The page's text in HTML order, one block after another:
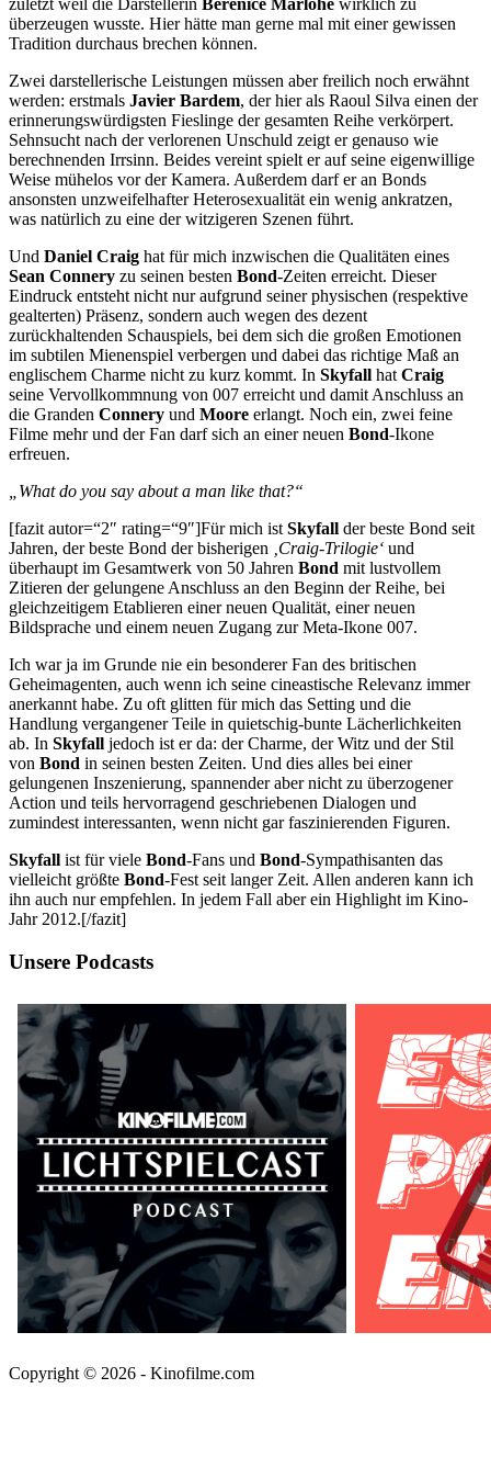
zuletzt weil die Darstellerin Bérénice Marlohe wirklich zu
überzeugen wusste. Hier hätte man gerne mal mit einer gewissen
Tradition durchaus brechen können.
Zwei darstellerische Leistungen müssen aber freilich noch erwähnt
werden: erstmals Javier Bardem, der hier als Raoul Silva einen der
erinnerungswürdigsten Fieslinge der gesamten Reihe verkörpert.
Sehnsucht nach der verlorenen Unschuld zeigt er genauso wie
berechnenden Irrsinn. Beides vereint spielt er auf seine eigenwillige
Weise mühelos vor der Kamera. Außerdem darf er an Bonds
ansonsten unzweifelhafter Heterosexualität ein wenig ankratzen,
was natürlich zu eine der witzigeren Szenen führt.
Und Daniel Craig hat für mich inzwischen die Qualitäten eines
Sean Connery zu seinen besten Bond-Zeiten erreicht. Dieser
Eindruck entsteht nicht nur aufgrund seiner physischen (respektive
gealterten) Präsenz, sondern auch wegen des dezent
zurückhaltenden Schauspiels, bei dem sich die großen Emotionen
im subtilen Mienenspiel verbergen und dabei das richtige Maß an
englischem Charme nicht zu kurz kommt. In Skyfall hat Craig
seine Vervollkommnung von 007 erreicht und damit Anschluss an
die Granden Connery und Moore erlangt. Noch ein, zwei feine
Filme mehr und der Fan darf sich an einer neuen Bond-Ikone
erfreuen.
„What do you say about a man like that?“
[fazit autor=“2″ rating=“9″]Für mich ist Skyfall der beste Bond seit
Jahren, der beste Bond der bisherigen
‚Craig-Trilogie‘ und
überhaupt im Gesamtwerk von 50 Jahren Bond mit lustvollem
Zitieren der gelungene Anschluss an den Beginn der Reihe, bei
gleichzeitigem Etablieren einer neuen Qualität, einer neuen
Bildsprache und einem neuen Zugang zur Meta-Ikone 007.
Ich war ja im Grunde nie ein besonderer Fan des britischen
Geheimagenten, auch wenn ich seine cineastische Relevanz immer
anerkannt habe. Zu oft glitten für mich das Setting und die
Handlung vergangener Teile in quietschig-bunte Lächerlichkeiten
ab. In Skyfall jedoch ist er da: der Charme, der Witz und der Stil
von Bond in seinen besten Zeiten. Und dies alles bei einer
gelungenen Inszenierung, spannender aber nicht zu überzogener
Action und teils hervorragend geschriebenen Dialogen und
zumindest interessanten, wenn nicht gar faszinierenden Figuren.
Skyfall ist für viele Bond-Fans und Bond-Sympathisanten das
vielleicht größte Bond-Fest seit langer Zeit. Allen anderen kann ich
ihn auch nur empfehlen. In jedem Fall aber ein Highlight im Kino-
Jahr 2012.[/fazit]
Unsere Podcasts
Copyright © 2026 - Kinofilme.com